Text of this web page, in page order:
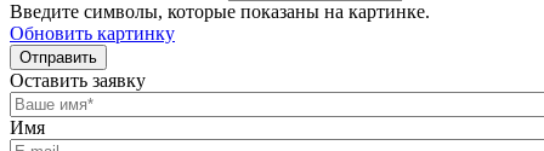
Введите символы, которые показаны на картинке.
Обновить картинку
Отправить
Оставить заявку
Имя